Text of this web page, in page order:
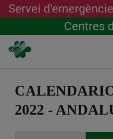
contingut
Servei
Centres
2022 -